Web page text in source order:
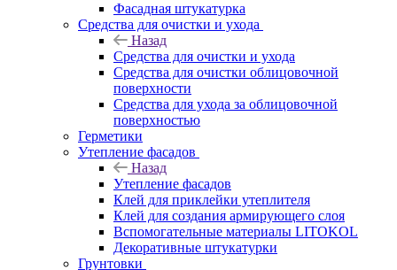
Фасадная штукатурка
Средства для очистки и ухода
Назад
Средства для очистки и ухода
Средства для очистки облицовочной
поверхности
Средства для ухода за облицовочной
поверхностью
Герметики
Утепление фасадов
Назад
Утепление фасадов
Клей для приклейки утеплителя
Клей для создания армирующего слоя
Вспомогательные материалы LITOKOL
Декоративные штукатурки
Грунтовки